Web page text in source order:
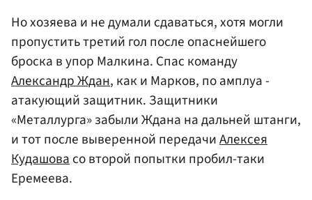
Но хозяева и не думали сдаваться, хотя могли
пропустить третий гол после опаснейшего
броска в упор Малкина. Спас команду
Александр Ждан, как и Марков, по амплуа -
атакующий защитник. Защитники
«Металлурга» забыли Ждана на дальней штанги,
и тот после выверенной передачиАлексея
Кудашовасо второй попытки пробил-таки
Еремеева.